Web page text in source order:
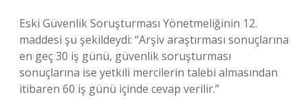
Eski Güvenlik Soruşturması Yönetmeliğinin 12.
maddesi şu şekildeydi: “Arşiv araştırması sonuçlarına
en geç 30 iş günü, güvenlik soruşturması
sonuçlarına ise yetkili mercilerin talebi almasından
itibaren 60 iş günü içinde cevap verilir.”